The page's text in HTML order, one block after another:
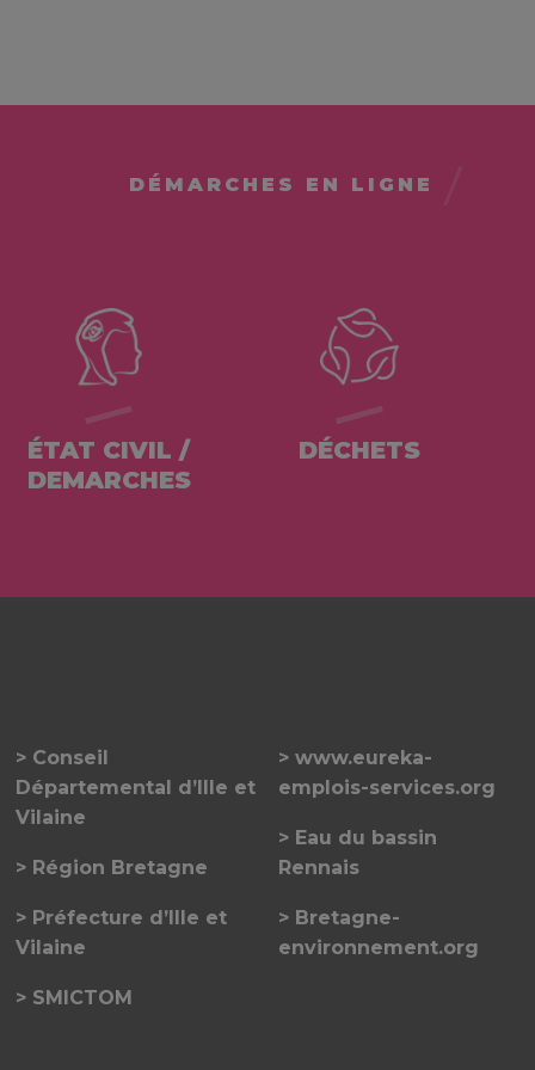
DÉMARCHES EN LIGNE
ÉTAT CIVIL /
DEMARCHES
DÉCHETS
Conseil
Départemental d’Ille et
Vilaine
Région Bretagne
Préfecture d’Ille et
Vilaine
SMICTOM
www.eureka-
emplois-services.org
Eau du bassin
Rennais
Bretagne-
environnement.org